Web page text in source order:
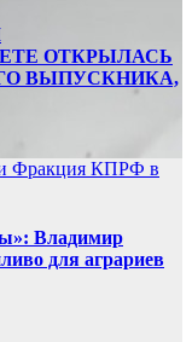
ОТКРЫЛАСЬ
ВЫПУСКНИКА,
Фракция КПРФ в
Владимир
для аграриев